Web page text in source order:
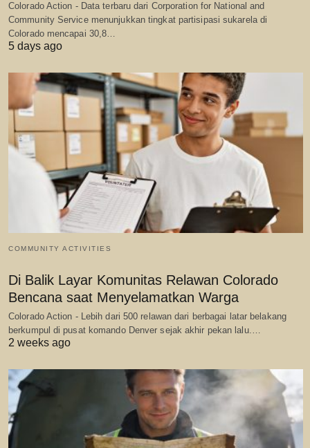
Colorado Action - Data terbaru dari Corporation for National and
Community Service menunjukkan tingkat partisipasi sukarela di
Colorado mencapai 30,8…
5 days ago
COMMUNITY ACTIVITIES
Di Balik Layar Komunitas Relawan Colorado
Bencana saat Menyelamatkan Warga
Colorado Action - Lebih dari 500 relawan dari berbagai latar belakang
berkumpul di pusat komando Denver sejak akhir pekan lalu.…
2 weeks ago